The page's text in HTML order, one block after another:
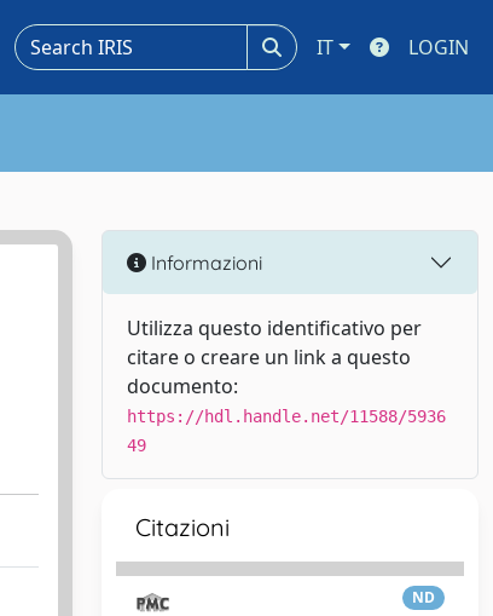
IT LOGIN
Informazioni
Utilizza questo identificativo per
citare o creare un link a questo
documento:
https://hdl.handle.net/11588/5936
49
Citazioni
ND